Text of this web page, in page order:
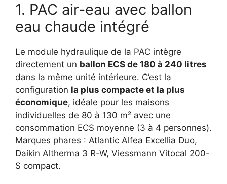
1. PAC air-eau avec ballon
eau chaude intégré
Le module hydraulique de la PAC intègre
directement un ballon ECS de 180 à 240 litres
dans la même unité intérieure. C’est la
configuration la plus compacte et la plus
économique, idéale pour les maisons
individuelles de 80 à 130 m² avec une
consommation ECS moyenne (3 à 4 personnes).
Marques phares : Atlantic Alfea Excellia Duo,
Daikin Altherma 3 R-W, Viessmann Vitocal 200-
S compact.